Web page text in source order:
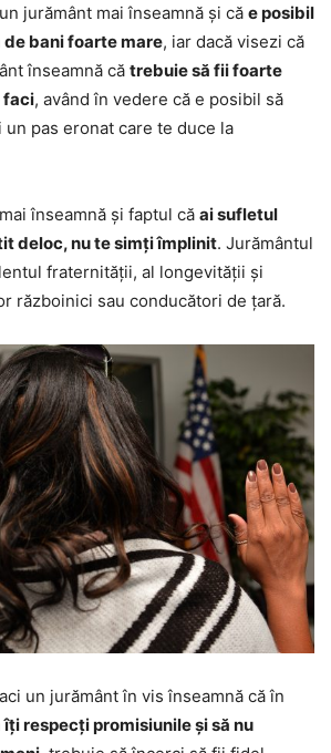
jurământ mai înseamnă și că e posibil
de bani foarte mare, iar dacă visezi că
înseamnă că trebuie să fii foarte
faci, având în vedere că e posibil să
pas eronat care te duce la
înseamnă și faptul că ai sufletul
deloc, nu te simți împlinit. Jurământul
fraternității, al longevității și
războinici sau conducători de țară.
un jurământ în vis înseamnă că în
respecți promisiunile și să nu